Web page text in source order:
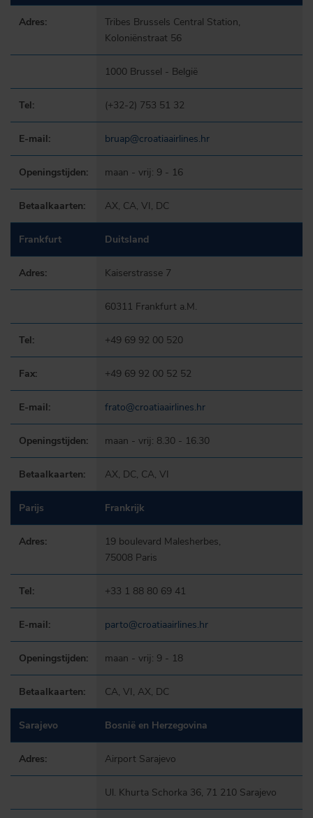
Adres:
Tel:
E-mail:
Openingstijden:
Betaalkaarten:
Frankfurt
Adres:
Tel:
Fax:
E-mail:
Openingstijden:
Betaalkaarten:
Parijs
Adres:
Tel:
E-mail:
Openingstijden:
Betaalkaarten:
Sarajevo
Adres:
Tribes Brussels Central Station,
Koloniënstraat 56
1000 Brussel - België
(+32-2) 753 51 32
bruap@croatiaairlines.hr
maan - vrij: 9 - 16
AX, CA, VI, DC
Duitsland
Kaiserstrasse 7
60311 Frankfurt a.M.
+49 69 92 00 520
+49 69 92 00 52 52
frato@croatiaairlines.hr
maan - vrij: 8.30 - 16.30
AX, DC, CA, VI
Frankrijk
19 boulevard Malesherbes,
75008 Paris
+33 1 88 80 69 41
parto@croatiaairlines.hr
maan - vrij: 9 - 18
CA, VI, AX, DC
Bosnië en Herzegovina
Airport Sarajevo
Ul. Khurta Schorka 36, 71 210 Sarajevo